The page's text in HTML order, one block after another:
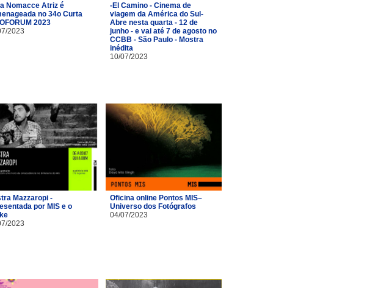
Nomacce Atriz é
no 34o Curta
2023
2023
-El Camino - Cinema de
viagem da América do Sul-
Abre nesta quarta - 12 de
junho - e vai até 7 de agosto no
CCBB - São Paulo - Mostra
inédita
10/07/2023
Mazzaropi -
por MIS e o
2023
Oficina online Pontos MIS–
Universo dos Fotógrafos
04/07/2023